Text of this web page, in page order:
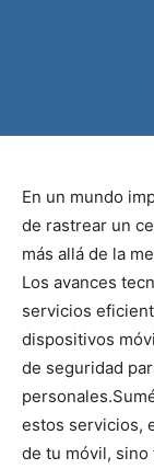
En un mundo
de rastrear un
más allá de la
Los avances
servicios
dispositivos
de seguridad
personales.
estos servicios,
de tu móvil, sino